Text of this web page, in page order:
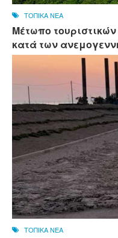
ΤΟΠΙΚΑ ΝΕΑ
Μέτωπο
κατά των
ΤΟΠΙΚΑ ΝΕΑ